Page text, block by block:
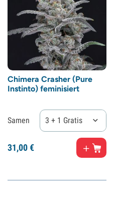
Chimera Crasher (Pure
Instinto) feminisiert
Samen 3 + 1 Gratis
31,00€